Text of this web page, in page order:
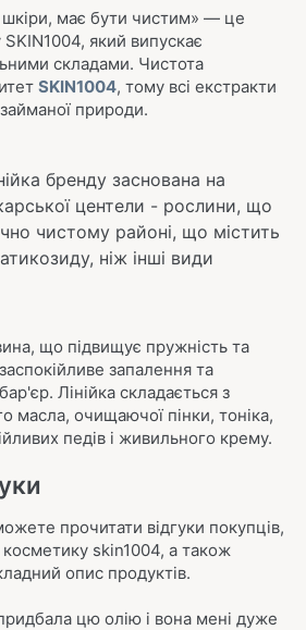
має бути чистим» — це
SKIN1004, який випускає
складами. Чистота
SKIN1004, тому всі екстракти
природи.
бренду заснована на
центели - рослини, що
чистому районі, що містить
ніж інші види
що підвищує пружність та
запалення та
Лінійка складається з
масла, очищаючої пінки, тоніка,
педів і живильного крему.
прочитати відгуки покупців,
косметику skin1004, а також
опис продуктів.
цю олію і вона мені дуже